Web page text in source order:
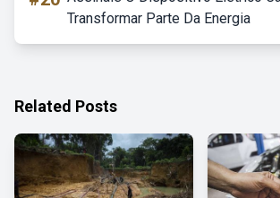
Transformar Parte Da Energia
Related Posts